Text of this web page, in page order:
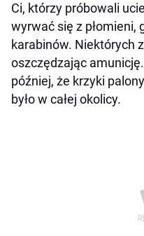
Ci, którzy próbowali
wyrwać się z płomieni,
karabinów. Niektórych
oszczędzając
później, że krzyki
było w całej okolicy.